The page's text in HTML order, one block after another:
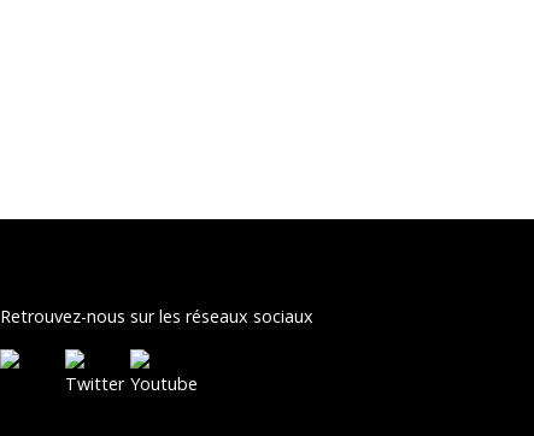
Retrouvez-nous sur les réseaux sociaux